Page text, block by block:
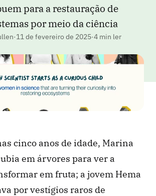
para a restauração de
por meio da ciência
·11 de fevereiro de 2025·4 min ler
cinco anos de idade, Marina
em árvores para ver a
em fruta; a jovem Hema
por vestígios raros de